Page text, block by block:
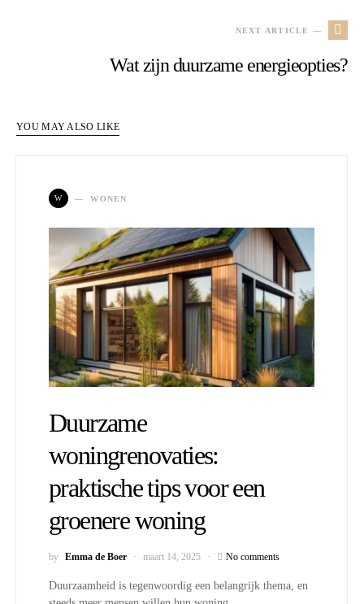
NEXT ARTICLE —
Wat zijn duurzame energieopties?
YOU MAY ALSO LIKE
W WONEN
Duurzame
woningrenovaties:
praktische tips voor een
groenere woning
by Emma de Boer maart 14, 2025 No comments
Duurzaamheid is tegenwoordig een belangrijk thema, en